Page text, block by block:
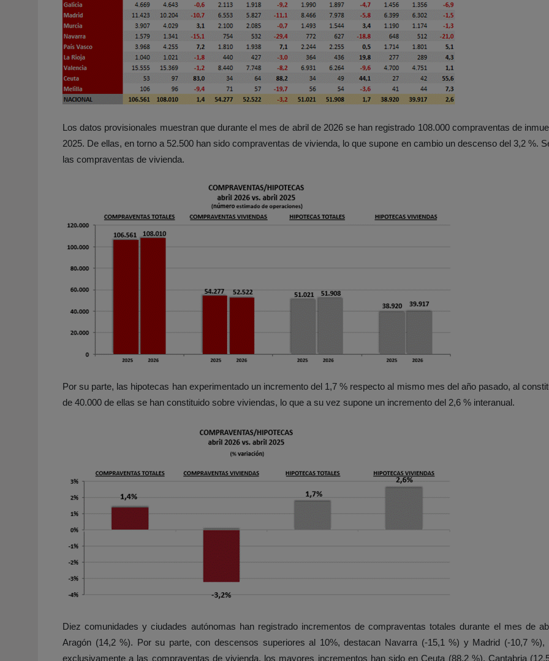
Los datos provisionales muestran que durante el mes de abril de 2026 se han registrado 108.000 compraventas de
2025. De ellas, en torno a 52.500 han sido compraventas de vivienda, lo que supone en cambio un descenso del 3,2 %.
las compraventas de vivienda.
Por su parte, las hipotecas han experimentado un incremento del 1,7 % respecto al mismo mes del año pasado, al
de 40.000 de ellas se han constituido sobre viviendas, lo que a su vez supone un incremento del 2,6 % interanual.
Diez comunidades y ciudades autónomas han registrado incrementos de compraventas totales durante el mes de
Aragón (14,2 %). Por su parte, con descensos superiores al 10%, destacan Navarra (-15,1 %) y Madrid (-10,7
exclusivamente a las compraventas de vivienda, los mayores incrementos han sido en Ceuta (88,2 %), Cantabria